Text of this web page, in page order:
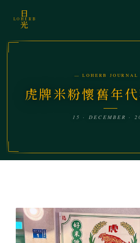
日
LOHERB
光
— LOHERB
虎牌米粉懷舊年
15 · DECEMBER ·